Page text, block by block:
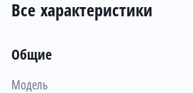
Все характеристики
Общие
Модель